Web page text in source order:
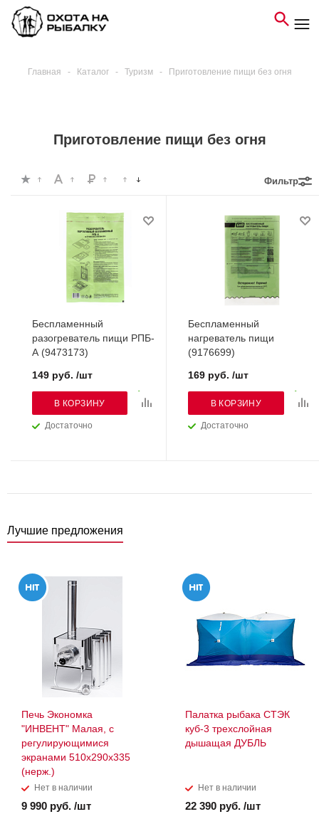
Главная - Каталог - Туризм - Приготовление пищи без огня
Приготовление пищи без огня
Фильтр
Беспламенный
разогреватель пищи РПБ-
А (9473173)
Достаточно
149 руб. /шт
В КОРЗИНУ
Беспламенный
нагреватель пищи
(9176699)
Достаточно
169 руб. /шт
В КОРЗИНУ
Лучшие предложения
Печь Экономка
"ИНВЕНТ" Малая, с
регулирующимися
экранами 510х290х335
(нерж.)
Нет в наличии
9 990 руб. /шт
Палатка рыбака СТЭК
куб-3 трехслойная
дышащая ДУБЛЬ
Нет в наличии
22 390 руб. /шт